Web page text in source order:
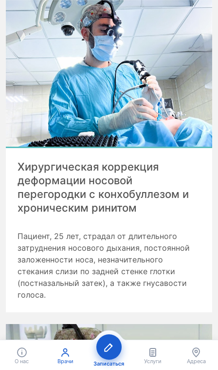
Хирургическая коррекция
деформации носовой
перегородки с конхобуллезом и
хроническим ринитом
Пациент, 25 лет, страдал от длительного
затруднения носового дыхания, постоянной
заложенности носа, незначительного
стекания слизи по задней стенке глотки
(постназальный затек), а также гнусавости
голоса.
О нас Врачи Записаться Услуги Адреса